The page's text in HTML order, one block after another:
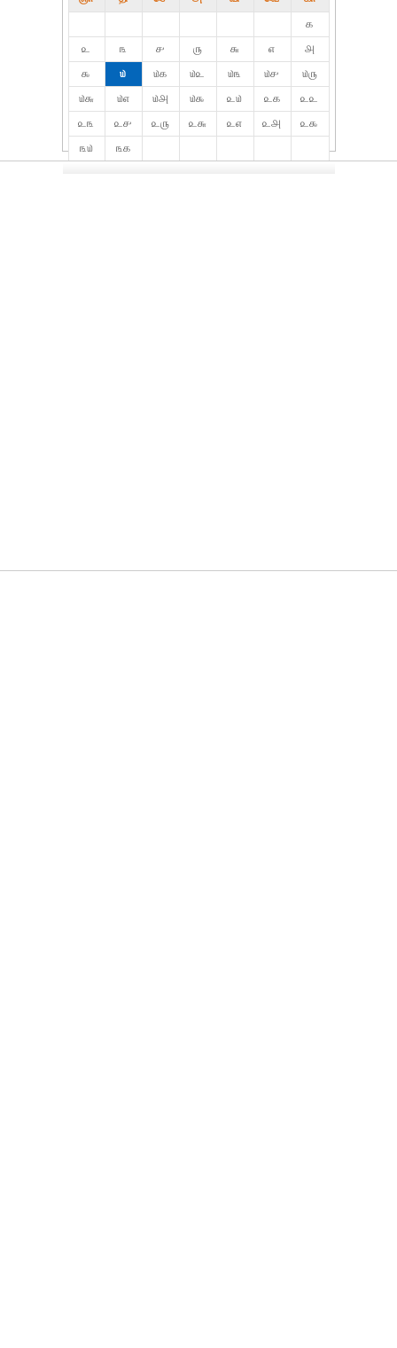
௧
௨
௩ ௪ ௫ ௬ ௭
௮
௯
௰ ௰௧ ௰௨ ௰௩ ௰௪
௰௫
௰௬
௰௭ ௰௮ ௰௯ ௨௰ ௨௧
௨௨
௨௩
௨௪ ௨௫ ௨௬ ௨௭ ௨௮
௨௯
௩௰
௩௧